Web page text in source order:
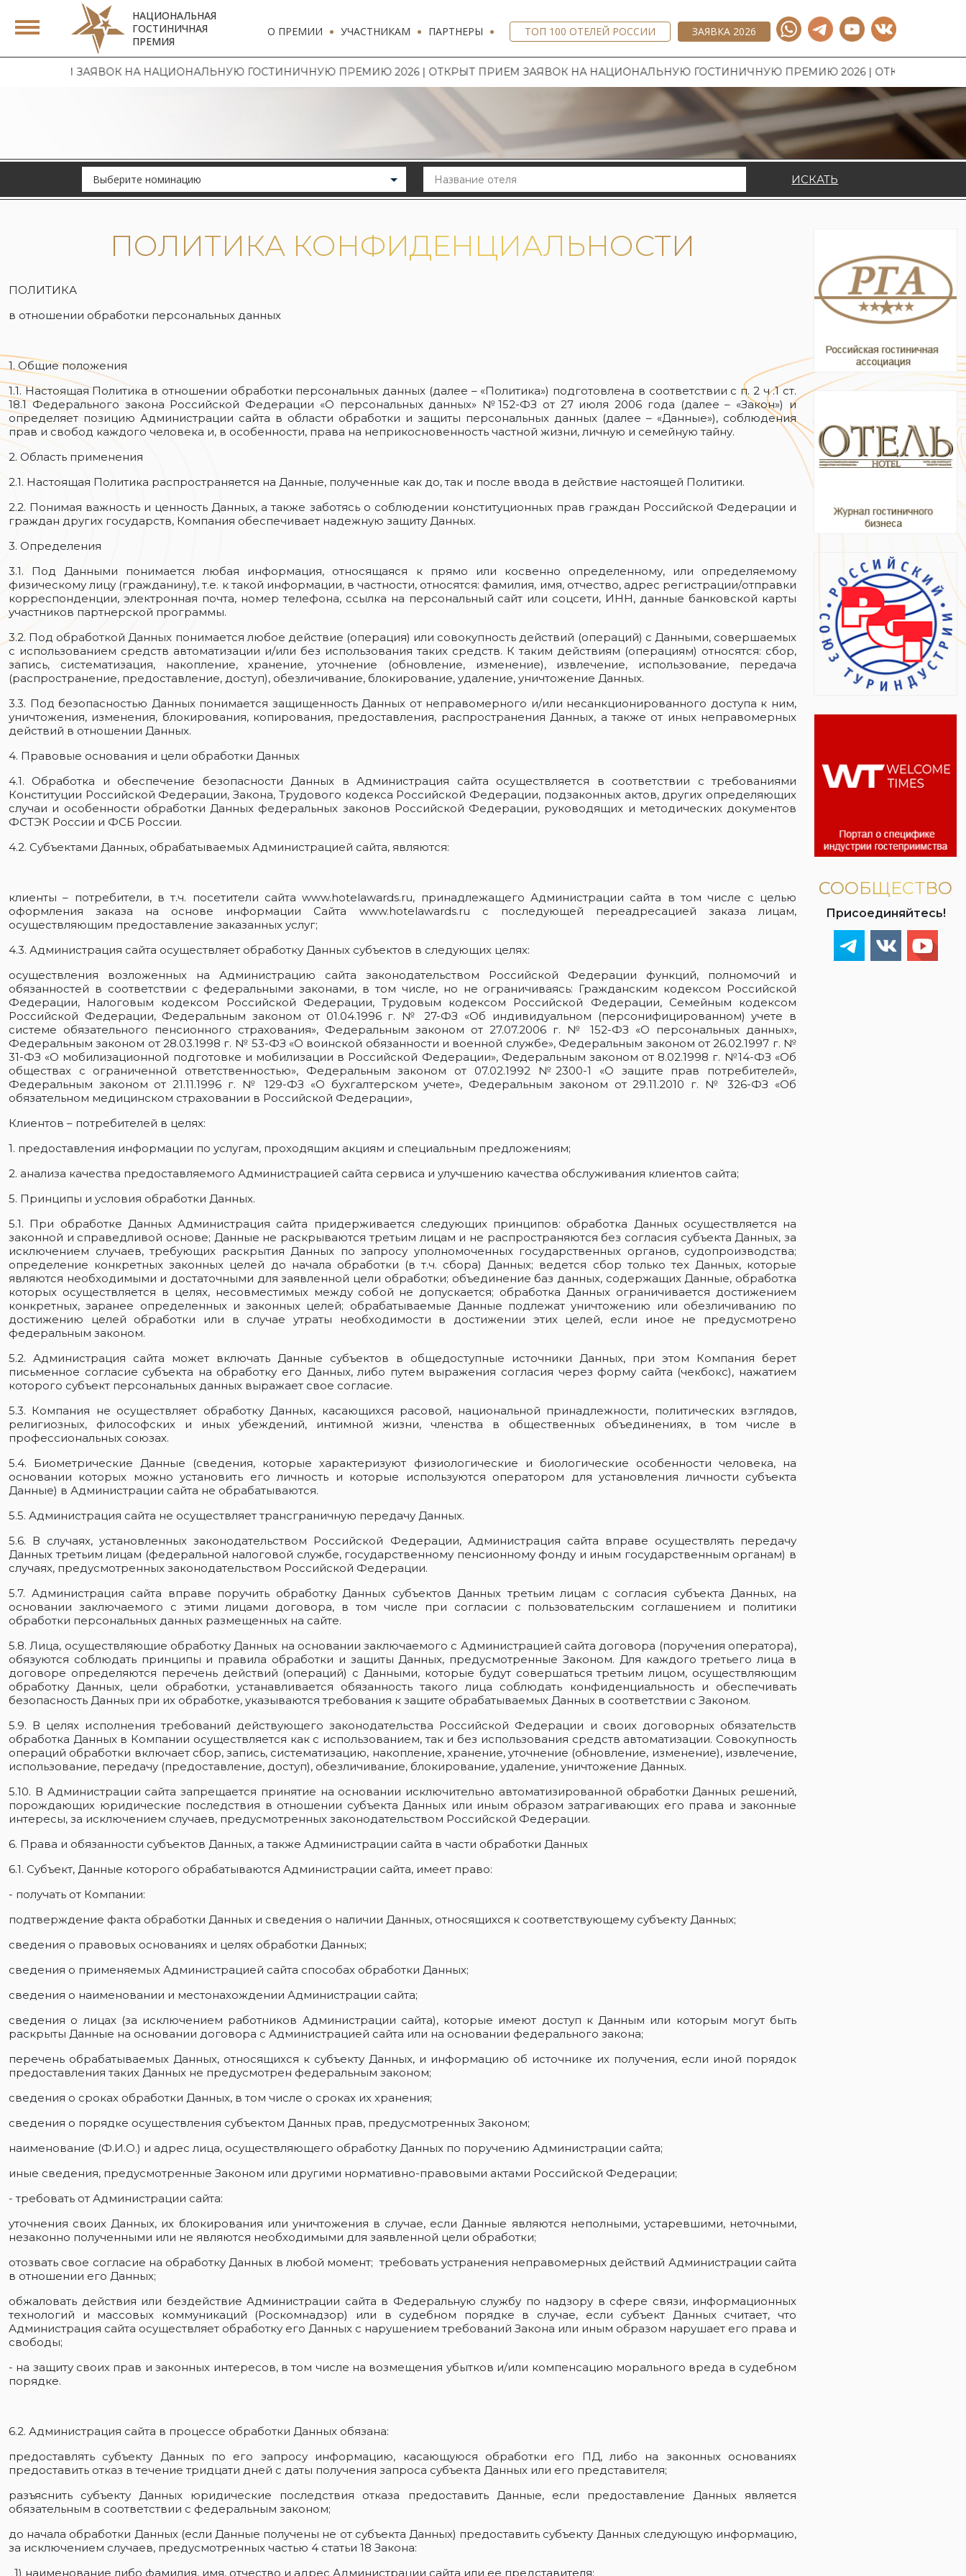
НАЦИОНАЛЬНАЯ
ГОСТИНИЧНАЯ
ПРЕМИЯ
О ПРЕМИИ УЧАСТНИКАМ ПАРТНЕРЫ ТОП 100 ОТЕЛЕЙ РОССИИ ЗАЯВКА 2026
ЗАЯВОК НА НАЦИОНАЛЬНУЮ ГОСТИНИЧНУЮ ПРЕМИЮ 2026 | ОТКРЫТ ПРИЕМ ЗАЯВОК НА НАЦИОНАЛЬНУЮ ГОСТИНИЧНУЮ ПРЕМИЮ 2026 | ОТКРЫТ ПРИЕМ
Выберите номинацию ИСКАТЬ
ПОЛИТИКА КОНФИДЕНЦИАЛЬНОСТИ
ПОЛИТИКА
в отношении обработки персональных данных
1. Общие положения
1.1. Настоящая Политика в отношении обработки персональных данных (далее – «Политика») подготовлена в соответствии с п. 2 ч .1 ст.
18.1 Федерального закона Российской Федерации «О персональных данных» №152-ФЗ от 27 июля 2006 года (далее – «Закон») и
определяет позицию Администрации сайта в области обработки и защиты персональных данных (далее – «Данные»), соблюдения
прав и свобод каждого человека и, в особенности, права на неприкосновенность частной жизни, личную и семейную тайну.
2. Область применения
2.1. Настоящая Политика распространяется на Данные, полученные как до, так и после ввода в действие настоящей Политики.
2.2. Понимая важность и ценность Данных, а также заботясь о соблюдении конституционных прав граждан Российской Федерации и
граждан других государств, Компания обеспечивает надежную защиту Данных.
3. Определения
3.1. Под Данными понимается любая информация, относящаяся к прямо или косвенно определенному, или определяемому
физическому лицу (гражданину), т.е. к такой информации, в частности, относятся: фамилия, имя, отчество, адрес регистрации/отправки
корреспонденции, электронная почта, номер телефона, ссылка на персональный сайт или соцсети, ИНН, данные банковской карты
участников партнерской программы.
3.2. Под обработкой Данных понимается любое действие (операция) или совокупность действий (операций) с Данными, совершаемых
с использованием средств автоматизации и/или без использования таких средств. К таким действиям (операциям) относятся: сбор,
запись, систематизация, накопление, хранение, уточнение (обновление, изменение), извлечение, использование, передача
(распространение, предоставление, доступ), обезличивание, блокирование, удаление, уничтожение Данных.
3.3. Под безопасностью Данных понимается защищенность Данных от неправомерного и/или несанкционированного доступа к ним,
уничтожения, изменения, блокирования, копирования, предоставления, распространения Данных, а также от иных неправомерных
действий в отношении Данных.
4. Правовые основания и цели обработки Данных
4.1. Обработка и обеспечение безопасности Данных в Администрация сайта осуществляется в соответствии с требованиями
Конституции Российской Федерации, Закона, Трудового кодекса Российской Федерации, подзаконных актов, других определяющих
случаи и особенности обработки Данных федеральных законов Российской Федерации, руководящих и методических документов
ФСТЭК России и ФСБ России.
4.2. Субъектами Данных, обрабатываемых Администрацией сайта, являются:
клиенты – потребители, в т.ч. посетители сайта www.hotelawards.ru, принадлежащего Администрации сайта в том числе с целью
оформления заказа на основе информации Сайта www.hotelawards.ru с последующей переадресацией заказа лицам,
осуществляющим предоставление заказанных услуг;
4.3. Администрация сайта осуществляет обработку Данных субъектов в следующих целях:
осуществления возложенных на Администрацию сайта законодательством Российской Федерации функций, полномочий и
обязанностей в соответствии с федеральными законами, в том числе, но не ограничиваясь: Гражданским кодексом Российской
Федерации, Налоговым кодексом Российской Федерации, Трудовым кодексом Российской Федерации, Семейным кодексом
Российской Федерации, Федеральным законом от 01.04.1996 г. № 27-ФЗ «Об индивидуальном (персонифицированном) учете в
системе обязательного пенсионного страхования», Федеральным законом от 27.07.2006 г. № 152-ФЗ «О персональных данных»,
Федеральным законом от 28.03.1998 г. № 53-ФЗ «О воинской обязанности и военной службе», Федеральным законом от 26.02.1997 г. №
31-ФЗ «О мобилизационной подготовке и мобилизации в Российской Федерации», Федеральным законом от 8.02.1998 г. №14-ФЗ «Об
обществах с ограниченной ответственностью», Федеральным законом от 07.02.1992 №2300-1 «О защите прав потребителей»,
Федеральным законом от 21.11.1996 г. № 129-ФЗ «О бухгалтерском учете», Федеральным законом от 29.11.2010 г. № 326-ФЗ «Об
обязательном медицинском страховании в Российской Федерации»,
Клиентов – потребителей в целях:
1. предоставления информации по услугам, проходящим акциям и специальным предложениям;
2. анализа качества предоставляемого Администрацией сайта сервиса и улучшению качества обслуживания клиентов сайта;
5. Принципы и условия обработки Данных.
5.1. При обработке Данных Администрация сайта придерживается следующих принципов: обработка Данных осуществляется на
законной и справедливой основе; Данные не раскрываются третьим лицам и не распространяются без согласия субъекта Данных, за
исключением случаев, требующих раскрытия Данных по запросу уполномоченных государственных органов, судопроизводства;
определение конкретных законных целей до начала обработки (в т.ч. сбора) Данных; ведется сбор только тех Данных, которые
являются необходимыми и достаточными для заявленной цели обработки; объединение баз данных, содержащих Данные, обработка
которых осуществляется в целях, несовместимых между собой не допускается; обработка Данных ограничивается достижением
конкретных, заранее определенных и законных целей; обрабатываемые Данные подлежат уничтожению или обезличиванию по
достижению целей обработки или в случае утраты необходимости в достижении этих целей, если иное не предусмотрено
федеральным законом.
5.2. Администрация сайта может включать Данные субъектов в общедоступные источники Данных, при этом Компания берет
письменное согласие субъекта на обработку его Данных, либо путем выражения согласия через форму сайта (чекбокс), нажатием
которого субъект персональных данных выражает свое согласие.
5.3. Компания не осуществляет обработку Данных, касающихся расовой, национальной принадлежности, политических взглядов,
религиозных, философских и иных убеждений, интимной жизни, членства в общественных объединениях, в том числе в
профессиональных союзах.
5.4. Биометрические Данные (сведения, которые характеризуют физиологические и биологические особенности человека, на
основании которых можно установить его личность и которые используются оператором для установления личности субъекта
Данные) в Администрации сайта не обрабатываются.
5.5. Администрация сайта не осуществляет трансграничную передачу Данных.
5.6. В случаях, установленных законодательством Российской Федерации, Администрация сайта вправе осуществлять передачу
Данных третьим лицам (федеральной налоговой службе, государственному пенсионному фонду и иным государственным органам) в
случаях, предусмотренных законодательством Российской Федерации.
5.7. Администрация сайта вправе поручить обработку Данных субъектов Данных третьим лицам с согласия субъекта Данных, на
основании заключаемого с этими лицами договора, в том числе при согласии с пользовательским соглашением и политики
обработки персональных данных размещенных на сайте.
5.8. Лица, осуществляющие обработку Данных на основании заключаемого с Администрацией сайта договора (поручения оператора),
обязуются соблюдать принципы и правила обработки и защиты Данных, предусмотренные Законом. Для каждого третьего лица в
договоре определяются перечень действий (операций) с Данными, которые будут совершаться третьим лицом, осуществляющим
обработку Данных, цели обработки, устанавливается обязанность такого лица соблюдать конфиденциальность и обеспечивать
безопасность Данных при их обработке, указываются требования к защите обрабатываемых Данных в соответствии с Законом.
5.9. В целях исполнения требований действующего законодательства Российской Федерации и своих договорных обязательств
обработка Данных в Компании осуществляется как с использованием, так и без использования средств автоматизации. Совокупность
операций обработки включает сбор, запись, систематизацию, накопление, хранение, уточнение (обновление, изменение), извлечение,
использование, передачу (предоставление, доступ), обезличивание, блокирование, удаление, уничтожение Данных.
5.10. В Администрации сайта запрещается принятие на основании исключительно автоматизированной обработки Данных решений,
порождающих юридические последствия в отношении субъекта Данных или иным образом затрагивающих его права и законные
интересы, за исключением случаев, предусмотренных законодательством Российской Федерации.
6. Права и обязанности субъектов Данных, а также Администрации сайта в части обработки Данных
6.1. Субъект, Данные которого обрабатываются Администрации сайта, имеет право:
- получать от Компании:
подтверждение факта обработки Данных и сведения о наличии Данных, относящихся к соответствующему субъекту Данных;
сведения о правовых основаниях и целях обработки Данных;
сведения о применяемых Администрацией сайта способах обработки Данных;
сведения о наименовании и местонахождении Администрации сайта;
сведения о лицах (за исключением работников Администрации сайта), которые имеют доступ к Данным или которым могут быть
раскрыты Данные на основании договора с Администрацией сайта или на основании федерального закона;
перечень обрабатываемых Данных, относящихся к субъекту Данных, и информацию об источнике их получения, если иной порядок
предоставления таких Данных не предусмотрен федеральным законом;
сведения о сроках обработки Данных, в том числе о сроках их хранения;
сведения о порядке осуществления субъектом Данных прав, предусмотренных Законом;
наименование (Ф.И.О.) и адрес лица, осуществляющего обработку Данных по поручению Администрации сайта;
иные сведения, предусмотренные Законом или другими нормативно-правовыми актами Российской Федерации;
- требовать от Администрации сайта:
уточнения своих Данных, их блокирования или уничтожения в случае, если Данные являются неполными, устаревшими, неточными,
незаконно полученными или не являются необходимыми для заявленной цели обработки;
отозвать свое согласие на обработку Данных в любой момент; ­ требовать устранения неправомерных действий Администрации сайта
в отношении его Данных;
обжаловать действия или бездействие Администрации сайта в Федеральную службу по надзору в сфере связи, информационных
технологий и массовых коммуникаций (Роскомнадзор) или в судебном порядке в случае, если субъект Данных считает, что
Администрация сайта осуществляет обработку его Данных с нарушением требований Закона или иным образом нарушает его права и
свободы;
- на защиту своих прав и законных интересов, в том числе на возмещения убытков и/или компенсацию морального вреда в судебном
порядке.
6.2. Администрация сайта в процессе обработки Данных обязана:
предоставлять субъекту Данных по его запросу информацию, касающуюся обработки его ПД, либо на законных основаниях
предоставить отказ в течение тридцати дней с даты получения запроса субъекта Данных или его представителя;
разъяснить субъекту Данных юридические последствия отказа предоставить Данные, если предоставление Данных является
обязательным в соответствии с федеральным законом;
до начала обработки Данных (если Данные получены не от субъекта Данных) предоставить субъекту Данных следующую информацию,
за исключением случаев, предусмотренных частью 4 статьи 18 Закона:
1) наименование либо фамилия, имя, отчество и адрес Администрации сайта или ее представителя;
СООБЩЕСТВО
Присоединяйтесь!